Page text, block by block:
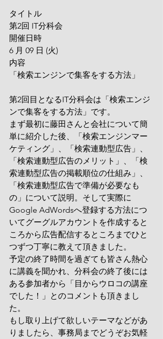
タイトル
第2回 IT分科会
開催日時
6 月 09 日 (火)
内容
「検索エンジンで集客をする方法」
第2回目となるIT分科会は「検索エンジ
ンで集客をする方法」です。
まず最初に藤田さんと会社について簡
単に紹介した後、「検索エンジンマー
ケティング」、「検索連動型広告」、
「検索連動型広告のメリット」、「検
索連動型広告の掲載順位の仕組み」、
「検索連動型広告で準備が必要なも
の」について説明。そして実際に
Google AdWordsへ登録する方法につ
いてグーグルアカウントを作成すると
ころから広告配信するところまでひと
つずつ丁寧に教えて頂きました。
予定の終了時間を過ぎても皆さん熱心
に講義を聞かれ、分科会の終了後には
ある参加者から「目からウロコの講座
でした！」とのコメントも頂きまし
た。
もし取り上げて欲しいテーマなどがあ
りましたら、事務局までどうぞお気軽